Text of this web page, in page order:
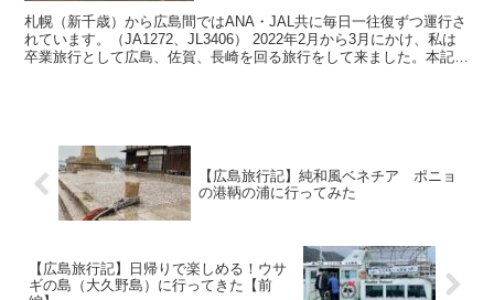
札幌（新千歳）から広島間ではANA・JAL共に毎日一往復ずつ運行さ
れています。（JA1272、JL3406） 2022年2月から3月にかけ、私は
卒業旅行として広島、佐賀、長崎を回る旅行をして来ました。本記事
【広島旅行記】純和風ベネチア ポニョ
の港鞆の浦に行ってみた
【広島旅行記】日帰りで楽しめる！ウサ
ギの島（大久野島）に行ってきた【前